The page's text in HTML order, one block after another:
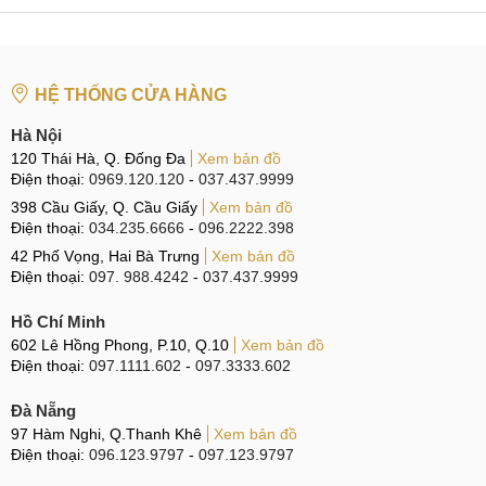
Uy tín luôn là điều mà MobileCity Care ưu tiên hàng đầu. Vì
nhất về chất lượng linh kiện, chi phí sửa chữa và chế độ
lòng hơn bao giờ hết cho khách hàng.
Linh kiện Zin 100%
Linh kiện Zin 100%
nguồn, người dùng cũng có thể hoàn toàn yên tâm về chất
lượng linh kiện thay thế tại MobileCity Care. Chúng tôi xin
Linh kiện Zin 100%: Chỉ sử dụng linh kiện Zin nguyên
bản, tuyệt đối không dùng hàng tái chế hay đã qua sử
HỆ THỐNG CỬA HÀNG
Hà Nội
120 Thái Hà, Q. Đống Đa
Xem bản đồ
Điện thoại: 0969.120.120 - 037.437.9999
398 Cầu Giấy, Q. Cầu Giấy
Xem bản đồ
Điện thoại: 034.235.6666 - 096.2222.398
42 Phố Vọng, Hai Bà Trưng
Xem bản đồ
Điện thoại: 097. 988.4242 - 037.437.9999
Hồ Chí Minh
602 Lê Hồng Phong, P.10, Q.10
Xem bản đồ
Điện thoại: 097.1111.602 - 097.3333.602
Đà Nẵng
97 Hàm Nghi, Q.Thanh Khê
Xem bản đồ
Điện thoại: 096.123.9797 - 097.123.9797